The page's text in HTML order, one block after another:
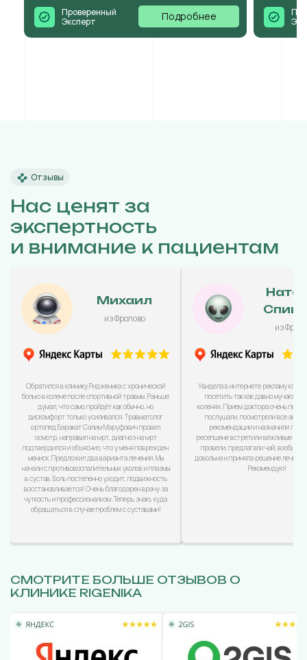
Проверенный
Эксперт
Подробнее
Отзывы
Нас ценят за
экспертность
и внимание к пациентам
Михаил
из Фролово
Обратился в клинику Ридженика с хронической
болью в колене после спортивной травмы. Раньше
думал, что само пройдёт как обычно, но
дискомфорт только усиливался. Травматолог
ортопед Баракат Салим Маруфович провел
осмотр, направил на мрт, диагноз на мрт
подтвердился и объяснил, что у меня поврежден
мениск. Предложил два варианта лечения. Мы
начали с противовоспалительных уколов и плазмы
в сустав. Боль постепенно уходит, подвижность
восстановливается! Очень благодарен врачу за
чуткость и профессионализм. Теперь знаю, куда
обращаться в случае проблем с суставами!
из
Увидела в интернете рекламу
посетить так как давно мучаюсь
коленях. Прием доктора очень
послушали, посмотрели все
рекомендации и назначили
ресепшене встретили вежливые
провели, предлагали чай, вообщем
довольна и приняла решение
Рекомендую!
СМОТРИТЕ БОЛЬШЕ ОТЗЫВОВ О
КЛИНИКЕ RIGENIKA